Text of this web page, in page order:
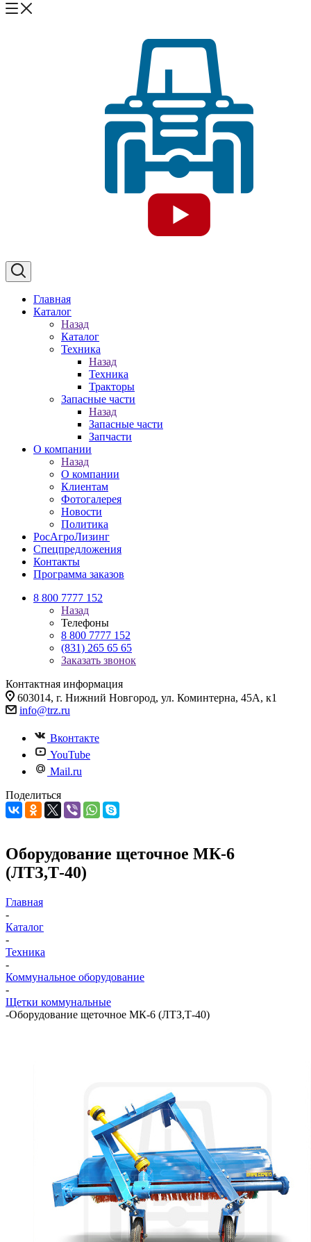
Главная
Каталог
Назад
Каталог
Техника
Назад
Техника
Тракторы
Запасные части
Назад
Запасные части
Запчасти
О компании
Назад
О компании
Клиентам
Фотогалерея
Новости
Политика
РосАгроЛизинг
Спецпредложения
Контакты
Программа заказов
8 800 7777 152
Назад
Телефоны
8 800 7777 152
(831) 265 65 65
Заказать звонок
Контактная информация
603014, г. Нижний Новгород, ул. Коминтерна, 45А, к1
info@trz.ru
Вконтакте
YouTube
Mail.ru
Поделиться
Оборудование щеточное МК-6
(ЛТЗ,Т-40)
Главная
-
Каталог
-
Техника
-
Коммунальное оборудование
-
Щетки коммунальные
-Оборудование щеточное МК-6 (ЛТЗ,Т-40)